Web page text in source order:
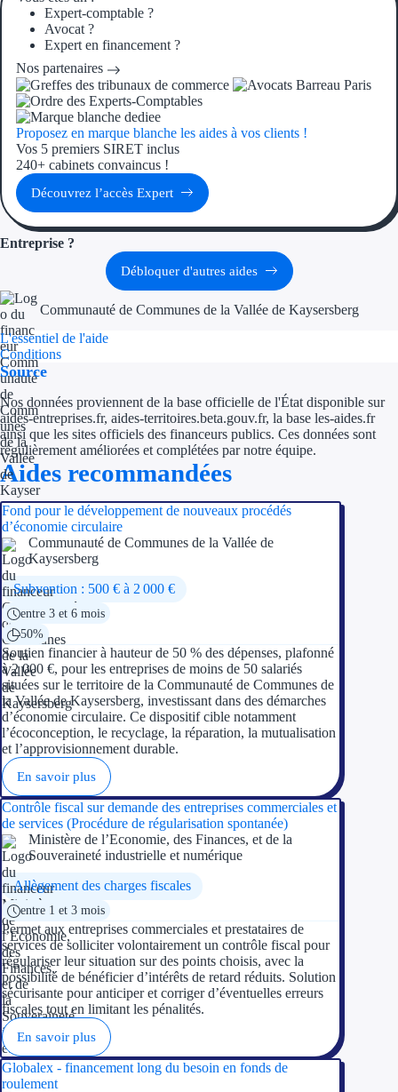
FAQ
Contactez-nous
Expert-comptable ?
Avocat ?
Expert en financement ?
Nos partenaires
Proposez en marque blanche les aides à vos clients !
Vos 5 premiers SIRET inclus
240+ cabinets convaincus !
Découvrez l’accès Expert
Entreprise ?
Débloquer d'autres aides
Communauté de Communes de la Vallée de Kaysersberg
L'essentiel de l'aide
Conditions
Source
Nos données proviennent de la base officielle de l'État disponible sur
aides-entreprises.fr, aides-territoires.beta.gouv.fr, la base les-aides.fr
ainsi que les sites officiels des financeurs publics. Ces données sont
régulièrement améliorées et complétées par notre équipe.
Aides recommandées
Fond pour le développement de nouveaux procédés
d’économie circulaire
Communauté de Communes de la Vallée de
Kaysersberg
Subvention : 500 € à 2 000 €
entre 3 et 6 mois
50%
Soutien financier à hauteur de 50 % des dépenses, plafonné
à 2 000 €, pour les entreprises de moins de 50 salariés
situées sur le territoire de la Communauté de Communes de
la Vallée de Kaysersberg, investissant dans des démarches
d’économie circulaire. Ce dispositif cible notamment
l’écoconception, le recyclage, la réparation, la mutualisation
et l’approvisionnement durable.
En savoir plus
Contrôle fiscal sur demande des entreprises commerciales et
de services (Procédure de régularisation spontanée)
Ministère de l’Economie, des Finances, et de la
Souveraineté industrielle et numérique
Allègement des charges fiscales
entre 1 et 3 mois
Permet aux entreprises commerciales et prestataires de
services de solliciter volontairement un contrôle fiscal pour
régulariser leur situation sur des points choisis, avec la
possibilité de bénéficier d’intérêts de retard réduits. Solution
sécurisante pour anticiper et corriger d’éventuelles erreurs
fiscales tout en limitant les pénalités.
En savoir plus
Globalex - financement long du besoin en fonds de
roulement